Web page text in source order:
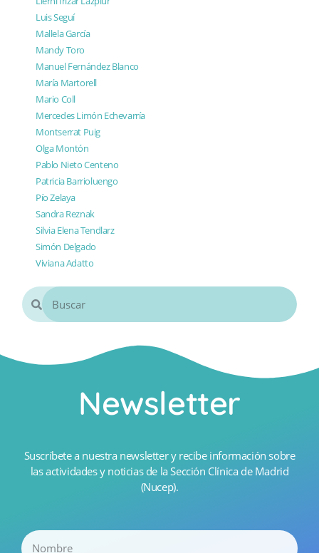
Luis Seguí
Mallela García
Mandy Toro
Manuel Fernández Blanco
María Martorell
Mario Coll
Mercedes Limón Echevarría
Montserrat Puig
Olga Montón
Pablo Nieto Centeno
Patricia Barrioluengo
Pío Zelaya
Sandra Reznak
Silvia Elena Tendlarz
Simón Delgado
Viviana Adatto
Newsletter
Suscríbete a nuestra newsletter y recibe información sobre
las actividades y noticias de la Sección Clínica de Madrid
(Nucep).